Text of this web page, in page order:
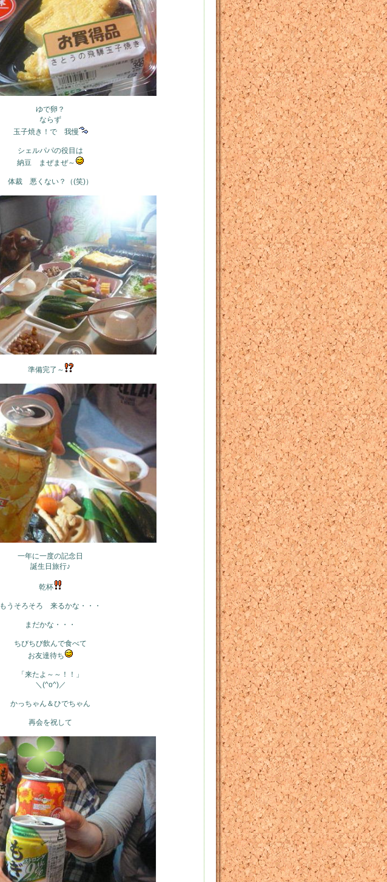
ゆで卵？
ならず
玉子焼き！で 我慢
シェルパパの役目は
納豆 まぜまぜ～
体裁 悪くない？（(笑)）
準備完了～
一年に一度の記念日
誕生日旅行♪
乾杯
もうそろそろ 来るかな・・・
まだかな・・・
ちびちび飲んで食べて
お友達待ち
「来たよ～～！！」
＼(^o^)／
かっちゃん＆ひでちゃん
再会を祝して